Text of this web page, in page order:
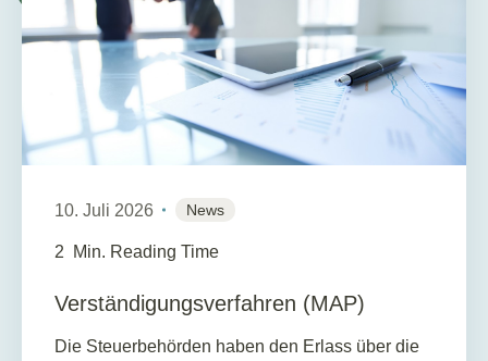
10. Juli 2026 News
2 Min. Reading Time
Verständigungsverfahren (MAP)
Die Steuerbehörden haben den Erlass über die